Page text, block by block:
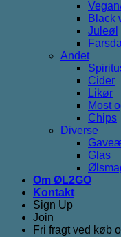
Black
Juleøl
Andet
Cider
Likør
Most
Chips
Diverse
Glas
Om ØL2GO
Kontakt
Sign Up
Join
Fri fragt ved køb